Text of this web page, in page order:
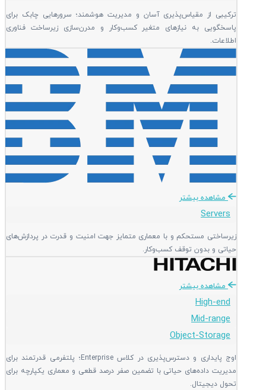
ترکیبی از مقیاس‌پذیری آسان و مدیریت هوشمند؛ سرورهایی چابک برای
پاسخگویی به نیازهای متغیر کسب‌وکار و مدرن‌سازی زیرساخت فناوری
اطلاعات.
مشاهده بیشتر
Servers
زیرساختی مستحکم و با معماری متمایز جهت امنیت و قدرت در پردازش‌های
حیاتی و بدون توقف کسب‌وکار.
مشاهده بیشتر
High-end
Mid-range
Object-Storage
اوج پایداری و دسترس‌پذیری در کلاس Enterprise؛ پلتفرمی قدرتمند برای
مدیریت داده‌های حیاتی با تضمین صفر درصد قطعی و معماری یکپارچه برای
تحول دیجیتال.